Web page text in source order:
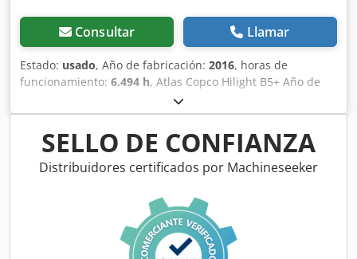
Consultar Llamar
Estado: usado, Año de fabricación: 2016, horas de
funcionamiento: 6.494 h, Atlas Copco Hilight B5+ Año de
fabricación: 2016 Horas de funcionamiento: 6.494 h Djdpfx
Adjy R Atzokock Iluminación LED: 4 × 350 W Cobertura de
luz: hasta 5.000 m² Peso: 981 kg
SELLO DE CONFIANZA
Distribuidores certificados por Machineseeker